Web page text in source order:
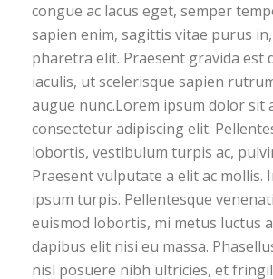
congue ac lacus eget, semper
sapien enim, sagittis vitae purus
pharetra elit. Praesent gravida est
iaculis, ut scelerisque sapien
augue nunc.Lorem ipsum dolor sit
consectetur adipiscing elit.
lobortis, vestibulum turpis ac,
Praesent vulputate a elit ac mollis.
ipsum turpis. Pellentesque
euismod lobortis, mi metus luctus
dapibus elit nisi eu massa.
nisl posuere nibh ultricies, et